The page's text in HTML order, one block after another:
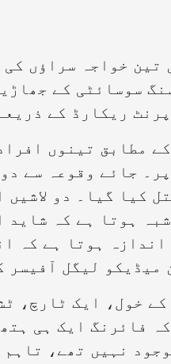
سوسائٹی کے
ریکارڈ کے
مطابق تینوں
جائے وقوعہ سے
کیا گیا۔ دو لاشیں
ہوتا ہے کہ شاید
ہوتا ہے کہ
لیگل آفیسر
وقوعہ سے دو 9 ایم ایم کے
فائرنگ ایک ہی
نہیں تھے،